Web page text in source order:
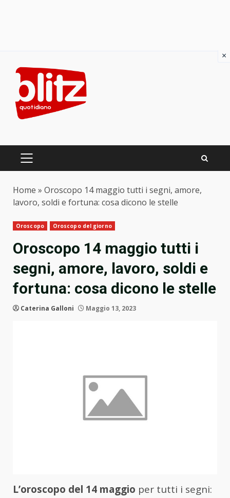
content
PRIMARY
Home » Oroscopo 14 maggio tutti i segni, amore,
lavoro, soldi e fortuna: cosa dicono le stelle
Oroscopo Oroscopo del giorno
Oroscopo 14 maggio tutti i
segni, amore, lavoro, soldi e
fortuna: cosa dicono le stelle
Caterina Galloni Maggio 13, 2023
L’oroscopo del 14 maggio per tutti i segni:
×